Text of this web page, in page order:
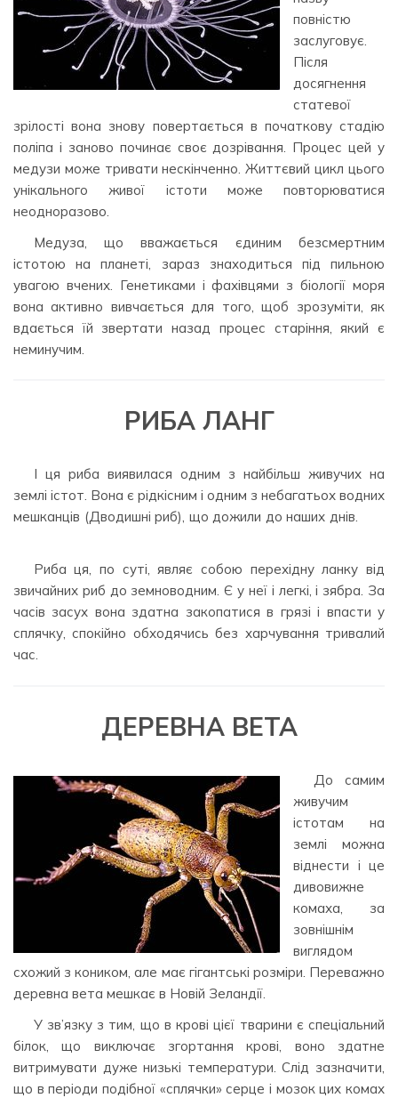
повністю
заслуговує.
Після
досягнення
статевої
зрілості вона знову повертається в початкову стадію
поліпа і заново починає своє дозрівання. Процес цей у
медузи може тривати нескінченно. Життєвий цикл цього
унікального живої істоти може повторюватися
неодноразово.
Медуза, що вважається єдиним безсмертним
істотою на планеті, зараз знаходиться під пильною
увагою вчених. Генетиками і фахівцями з біології моря
вона активно вивчається для того, щоб зрозуміти, як
вдається їй звертати назад процес старіння, який є
неминучим.
РИБА ЛАНГ
І ця риба виявилася одним з найбільш живучих на
землі істот. Вона є рідкісним і одним з небагатьох водних
мешканців (Дводишні риб), що дожили до наших днів.
Риба ця, по суті, являє собою перехідну ланку від
звичайних риб до земноводним. Є у неї і легкі, і зябра. За
часів засух вона здатна закопатися в грязі і впасти у
сплячку, спокійно обходячись без харчування тривалий
час.
ДЕРЕВНА ВЕТА
До самим
живучим
істотам на
землі можна
віднести і це
дивовижне
комаха, за
зовнішнім
виглядом
схожий з коником, але має гігантські розміри. Переважно
деревна вета мешкає в Новій Зеландії.
У зв’язку з тим, що в крові цієї тварини є спеціальний
білок, що виключає згортання крові, воно здатне
витримувати дуже низькі температури. Слід зазначити,
що в періоди подібної «сплячки» серце і мозок цих комах